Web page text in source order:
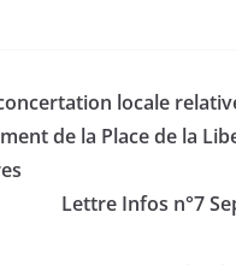
locale
de la Place de la
Lettre Infos n°7